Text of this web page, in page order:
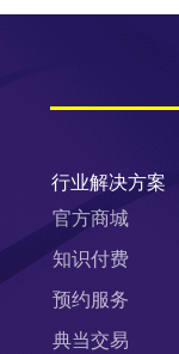
行业解决方案
官方商城
知识付费
预约服务
典当交易